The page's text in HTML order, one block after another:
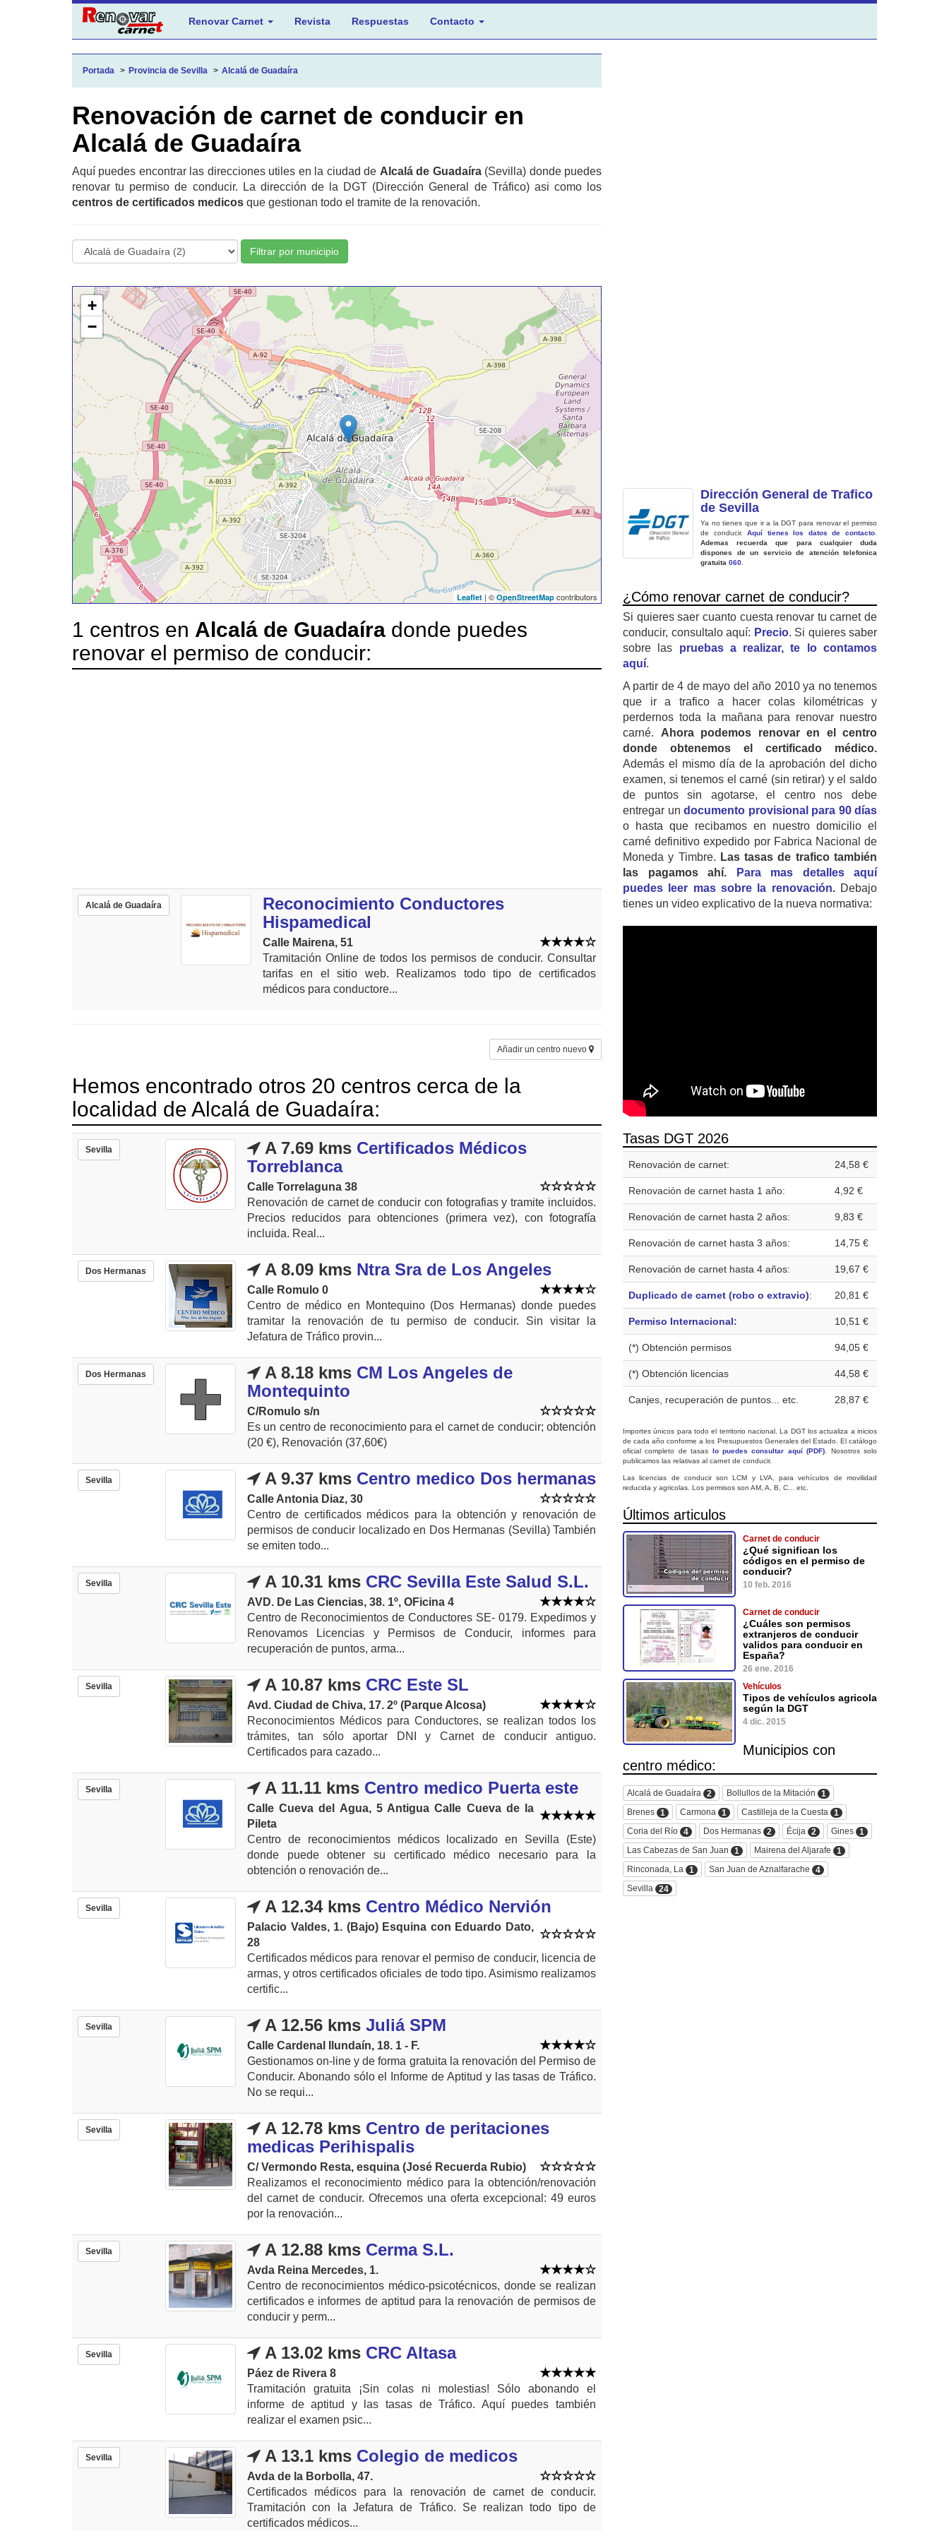
Renovar Carnet Revista Respuestas Contacto
Portada Provincia de Sevilla Alcalá de Guadaíra
Renovación de carnet de conducir en
Alcalá de Guadaíra
Aquí puedes encontrar las direcciones utiles en la ciudad de Alcalá de Guadaíra(Sevilla) donde puedes
renovar tu permiso de conducir. La dirección de la DGT (Dirección General de Tráfico) asi como los
centros de certificados medicos que gestionan todo el tramite de la renovación.
Filtrar por municipio
+
−
Leaflet | ©OpenStreetMap contributors
1 centros en Alcalá de Guadaíra donde puedes
renovar el permiso de conducir:
Alcalá de Guadaíra
Reconocimiento Conductores
Hispamedical
Calle Mairena, 51
Tramitación Online de todos los permisos de conducir. Consultar
tarifas en el sitio web. Realizamos todo tipo de certificados
médicos para conductore...
Añadir un centro nuevo
Hemos encontrado otros 20 centros cerca de la
localidad de Alcalá de Guadaíra:
Sevilla A 7.69 kms Certificados Médicos
Torreblanca
Calle Torrelaguna 38
Renovación de carnet de conducir con fotografias y tramite incluidos.
Precios reducidos para obtenciones (primera vez), con fotografía
incluida. Real...
Dos Hermanas A 8.09 kms Ntra Sra de Los Angeles
Calle Romulo 0
Centro de médico en Montequino (Dos Hermanas) donde puedes
tramitar la renovación de tu permiso de conducir. Sin visitar la
Jefatura de Tráfico provin...
Dos Hermanas A 8.18 kms CM Los Angeles de
Montequinto
C/Romulo s/n
Es un centro de reconocimiento para el carnet de conducir; obtención
(20 €), Renovación (37,60€)
Sevilla A 9.37 kms Centro medico Dos hermanas
Calle Antonia Diaz, 30
Centro de certificados médicos para la obtención y renovación de
permisos de conducir localizado en Dos Hermanas (Sevilla) También
se emiten todo...
Sevilla A 10.31 kms CRC Sevilla Este Salud S.L.
AVD. De Las Ciencias, 38. 1º, OFicina 4
Centro de Reconocimientos de Conductores SE- 0179. Expedimos y
Renovamos Licencias y Permisos de Conducir, informes para
recuperación de puntos, arma...
Sevilla A 10.87 kms CRC Este SL
Avd. Ciudad de Chiva, 17. 2º (Parque Alcosa)
Reconocimientos Médicos para Conductores, se realizan todos los
trámites, tan sólo aportar DNI y Carnet de conducir antiguo.
Certificados para cazado...
Sevilla A 11.11 kms Centro medico Puerta este
Calle Cueva del Agua, 5 Antigua Calle Cueva de la
Pileta
Centro de reconocimientos médicos localizado en Sevilla (Este)
donde puede obtener su certificado médico necesario para la
obtención o renovación de...
Sevilla A 12.34 kms Centro Médico Nervión
Palacio Valdes, 1. (Bajo) Esquina con Eduardo Dato,
28
Certificados médicos para renovar el permiso de conducir, licencia de
armas, y otros certificados oficiales de todo tipo. Asimismo realizamos
certific...
Sevilla A 12.56 kms Juliá SPM
Calle Cardenal Ilundaín, 18. 1 - F.
Gestionamos on-line y de forma gratuita la renovación del Permiso de
Conducir. Abonando sólo el Informe de Aptitud y las tasas de Tráfico.
No se requi...
Sevilla A 12.78 kms Centro de peritaciones
medicas Perihispalis
C/ Vermondo Resta, esquina (José Recuerda Rubio)
Realizamos el reconocimiento médico para la obtención/renovación
del carnet de conducir. Ofrecemos una oferta excepcional: 49 euros
por la renovación...
Sevilla A 12.88 kms Cerma S.L.
Avda Reina Mercedes, 1.
Centro de reconocimientos médico-psicotécnicos, donde se realizan
certificados e informes de aptitud para la renovación de permisos de
conducir y perm...
Sevilla A 13.02 kms CRC Altasa
Páez de Rivera 8
Tramitación gratuita ¡Sin colas ni molestias! Sólo abonando el
informe de aptitud y las tasas de Tráfico. Aquí puedes también
realizar el examen psic...
Sevilla A 13.1 kms Colegio de medicos
Avda de la Borbolla, 47.
Certificados médicos para la renovación de carnet de conducir.
Tramitación con la Jefatura de Tráfico. Se realizan todo tipo de
certificados médicos...
Dirección General de Trafico
de Sevilla
Ya no tienes que ir a la DGT para renovar el permiso
de conducir.Aquí tienes los datos de contacto
Ademas recuerda que para cualquier duda
dispones de un servicio de atención telefonica
gratuita 060
¿Cómo renovar carnet de conducir?
Si quieres saer cuanto cuesta renovar tu carnet de
conducir, consultalo aquí: Precio. Si quieres saber
sobre las pruebas a realizar, te lo contamos
aquí.
A partir de 4 de mayo del año 2010 ya no tenemos
que ir a trafico a hacer colas kilométricas y
perdernos toda la mañana para renovar nuestro
carné. Ahora podemos renovar en el centro
donde obtenemos el certificado médico.
Además el mismo día de la aprobación del dicho
examen, si tenemos el carné (sin retirar) y el saldo
de puntos sin agotarse, el centro nos debe
entregar un documento provisional para 90 días
o hasta que recibamos en nuestro domicilio el
carné definitivo expedido por Fabrica Nacional de
Moneda y Timbre. Las tasas de trafico también
las pagamos ahí.
Para mas detalles aquí
puedes leer mas sobre la renovación.Debajo
tienes un video explicativo de la nueva normativa:
Tasas DGT 2026
Renovación de carnet: 24,58 €
Renovación de carnet hasta 1 año: 4,92 €
Renovación de carnet hasta 2 años: 9,83 €
Renovación de carnet hasta 3 años: 14,75 €
Renovación de carnet hasta 4 años: 19,67 €
Duplicado de carnet (robo o extravio): 20,81 €
Permiso Internacional: 10,51 €
(*) Obtención permisos 94,05 €
(*) Obtención licencias 44,58 €
Canjes, recuperación de puntos... etc. 28,87 €
Importes únicos para todo el territorio nacional. La DGT los actualiza a inicios
de cada año conforme a los Presupuestos Generales del Estado. El catálogo
oficial completo de tasas lo puedes consultar aquí (PDF) . Nosotros solo
publicamos las relativas al carnet de conducir.
Las licencias de conducir son LCM y LVA, para vehículos de movilidad
reducida y agricolas. Los permisos son AM, A, B, C... etc.
Últimos articulos
Carnet de conducir
¿Qué significan los
códigos en el permiso de
conducir?
10 feb. 2016
Carnet de conducir
¿Cuáles son permisos
extranjeros de conducir
validos para conducir en
España?
26 ene. 2016
Vehículos
Tipos de vehículos agricola
según la DGT
4 dic. 2015
Municipios con
centro médico:
Alcalá de Guadaíra 2 Bollullos de la Mitación
1
Brenes 1 Carmona 1 Castilleja de la Cuesta
1
Coria del Río 4 Dos Hermanas 2 Écija 2 Gines 1
Las Cabezas de San Juan
1 Mairena del Aljarafe
1
Rinconada, La
1 San Juan de Aznalfarache
4
Sevilla
24